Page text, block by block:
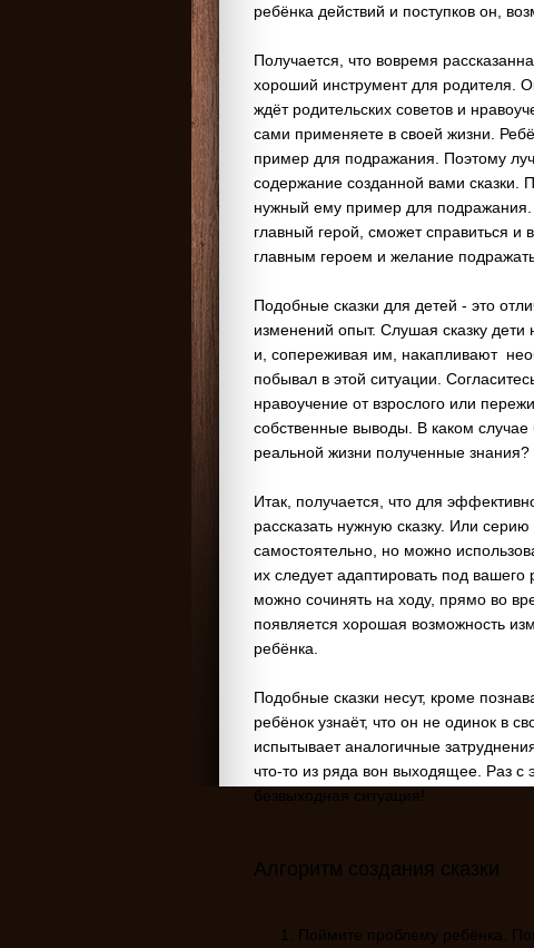
ребёнка действий и поступков он,
Получается, что вовремя
хороший инструмент для родителя.
ждёт родительских советов и
сами применяете в своей жизни.
пример для подражания. Поэтому
содержание созданной вами сказки.
нужный ему пример для подражания.
главный герой, сможет справиться
главным героем и желание
Подобные сказки для детей - это
изменений опыт. Слушая сказку дети
и, сопереживая им, накапливают
побывал в этой ситуации.
нравоучение от взрослого или
собственные выводы. В каком
реальной жизни полученные знания?
Итак, получается, что для
рассказать нужную сказку. Или
самостоятельно, но можно
их следует адаптировать под
можно сочинять на ходу, прямо во
появляется хорошая возможность
ребёнка.
Подобные сказки несут, кроме
ребёнок узнаёт, что он не одинок в
испытывает аналогичные
что-то из ряда вон выходящее. Раз с
безвыходная ситуация!
Алгоритм создания сказки
Поймите проблему ребёнка.